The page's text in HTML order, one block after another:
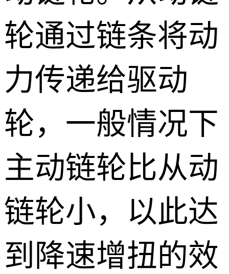
轮通过链条将动
力传递给驱动
轮，一般情况下
主动链轮比从动
链轮小，以此达
到降速增扭的效